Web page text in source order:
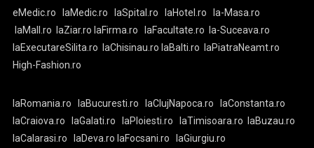
eMedic.ro laMedic.ro laSpital.ro laHotel.ro
la-Masa.ro
laMall.ro
laZiar.ro laFirma.ro laFacultate.ro
la-Suceava.ro
laExecutareSilita.ro
laChisinau.ro laBalti.ro
laPiatraNeamt.ro
High-Fashion.ro
laRomania.ro laBucuresti.ro laClujNapoca.ro
laConstanta.ro
laCraiova.ro
laGalati.ro laPloiesti.ro laTimisoara.ro
laBuzau.ro
laCalarasi.ro
laDeva.ro laFocsani.ro laGiurgiu.ro